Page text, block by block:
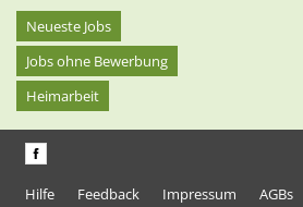
Neueste Jobs
Jobs ohne Bewerbung
Heimarbeit
Hilfe Feedback Impressum AGBs